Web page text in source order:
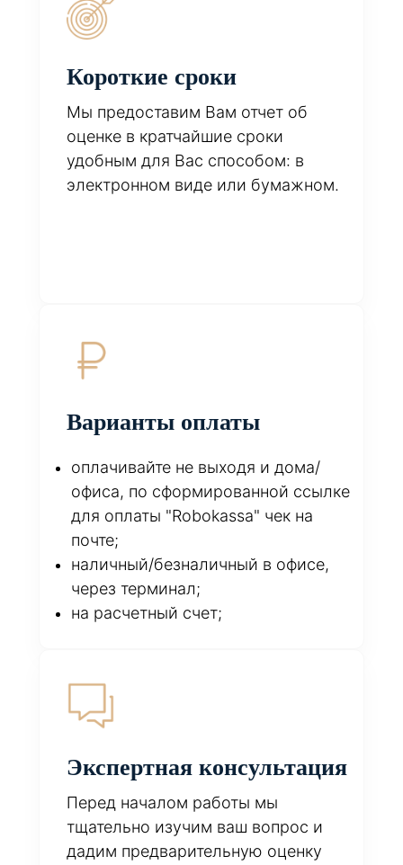
Короткие сроки
Мы предоставим Вам отчет об
оценке в кратчайшие сроки
удобным для Вас способом: в
электронном виде или бумажном.
Варианты оплаты
оплачивайте не выходя и дома/
офиса, по сформированной ссылке
для оплаты "Robokassa" чек на
почте;
наличный/безналичный в офисе,
через терминал;
на расчетный счет;
Экспертная консультация
Перед началом работы мы
тщательно изучим ваш вопрос и
дадим предварительную оценку